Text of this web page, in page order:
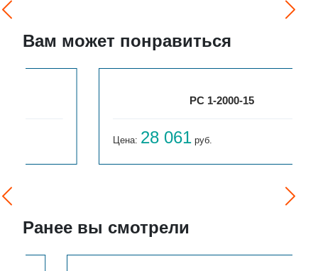
Вам может понравиться
РС 1-2000-15
28 061руб.
Ранее вы смотрели